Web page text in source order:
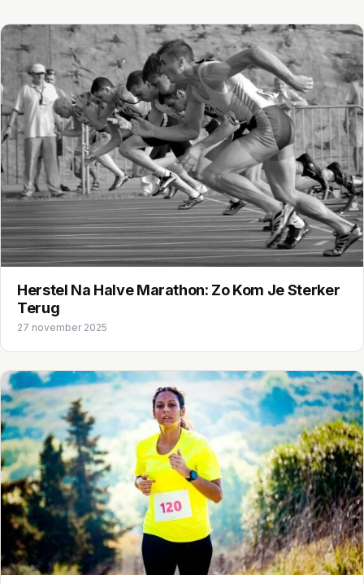
Herstel Na Halve Marathon: Zo Kom Je Sterker
Terug
27 november 2025